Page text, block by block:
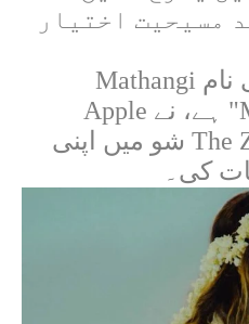
مسیحیت اختیار
نام Mathangi
ہے، نے Apple
The شو میں اپنی
کی۔